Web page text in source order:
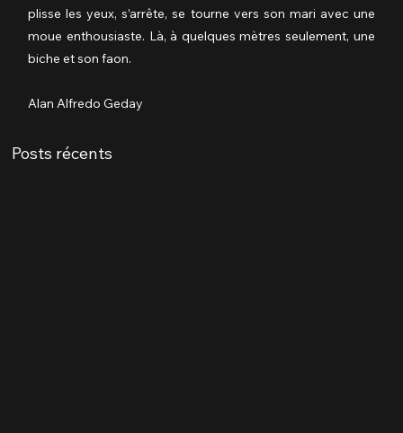
plisse les yeux, s’arrête, se tourne vers son mari avec une
moue enthousiaste. Là, à quelques mètres seulement, une
biche et son faon.
Alan Alfredo Geday
Posts récents